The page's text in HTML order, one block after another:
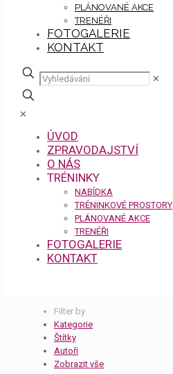
PLÁNOVANÉ AKCE
TRENÉŘI
FOTOGALERIE
KONTAKT
✕
✕
ÚVOD
ZPRAVODAJSTVÍ
O NÁS
TRÉNINKY
NABÍDKA
TRÉNINKOVÉ PROSTORY
PLÁNOVANÉ AKCE
TRENÉŘI
FOTOGALERIE
KONTAKT
Filter by
Kategorie
Štítky
Autoři
Zobrazit vše